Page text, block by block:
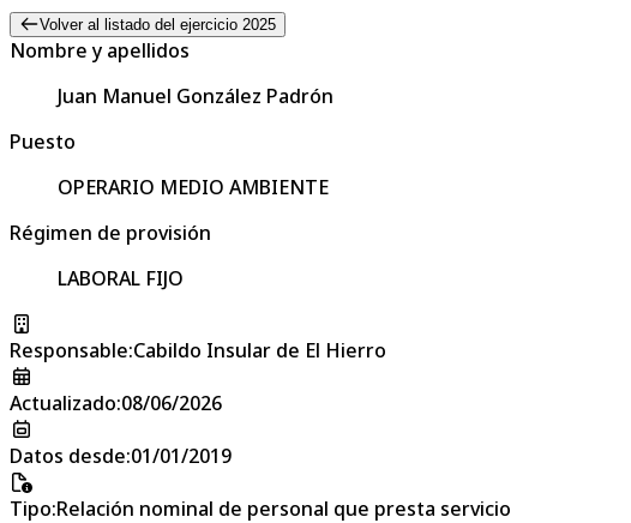
Volver al listado del ejercicio 2025
Nombre y apellidos
Juan Manuel González Padrón
Puesto
OPERARIO MEDIO AMBIENTE
Régimen de provisión
LABORAL FIJO
Responsable:Cabildo Insular de El Hierro
Actualizado:08/06/2026
Datos desde:01/01/2019
Tipo:Relación nominal de personal que presta servicio